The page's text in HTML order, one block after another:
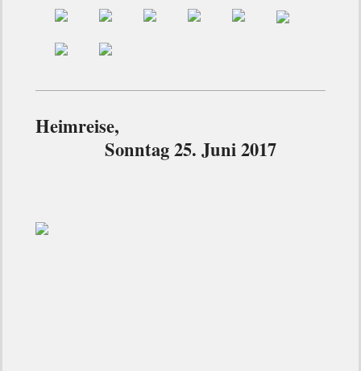
Heimreise,
Sonntag 25. Juni 2017